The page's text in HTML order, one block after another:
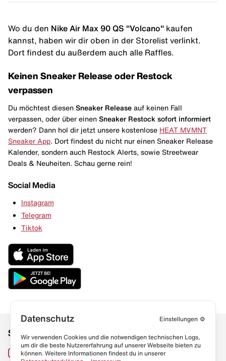
Wo du den Nike Air Max 90 QS "Volcano" kaufen
kannst, haben wir dir oben in der Storelist verlinkt.
Dort findest du außerdem auch alle Raffles.
Keinen Sneaker Release oder Restock
verpassen
Du möchtest diesen Sneaker Release auf keinen Fall
verpassen, oder über einen Sneaker Restock sofort informiert
werden? Dann hol dir jetzt unsere kostenlose HEAT MVMNT
Sneaker App . Dort findest du nicht nur einen Sneaker Release
Kalender, sondern auch Restock Alerts, sowie Streetwear
Deals & Neuheiten. Schau gerne rein!
Social Media
Instagram
Telegram
Tiktok
Social Media
Instagram
Links
Sneaker Lexikon
Datenschutz Einstellungen ⚙️
Wir verwenden Cookies und die notwendigen technischen Logs,
um dir die beste Nutzererfahrung auf unserer Webseite bieten zu
können. Weitere Informationen findest du in unserer